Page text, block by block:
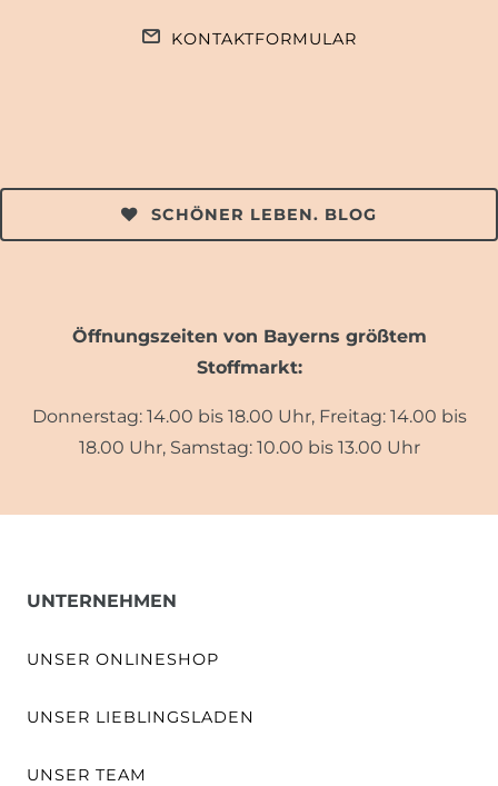
KONTAKTFORMULAR
SCHÖNER LEBEN. BLOG
Öffnungszeiten von Bayerns größtem
Stoffmarkt:
Donnerstag: 14.00 bis 18.00 Uhr, Freitag: 14.00 bis
18.00 Uhr, Samstag: 10.00 bis 13.00 Uhr
UNTERNEHMEN
UNSER ONLINESHOP
UNSER LIEBLINGSLADEN
UNSER TEAM